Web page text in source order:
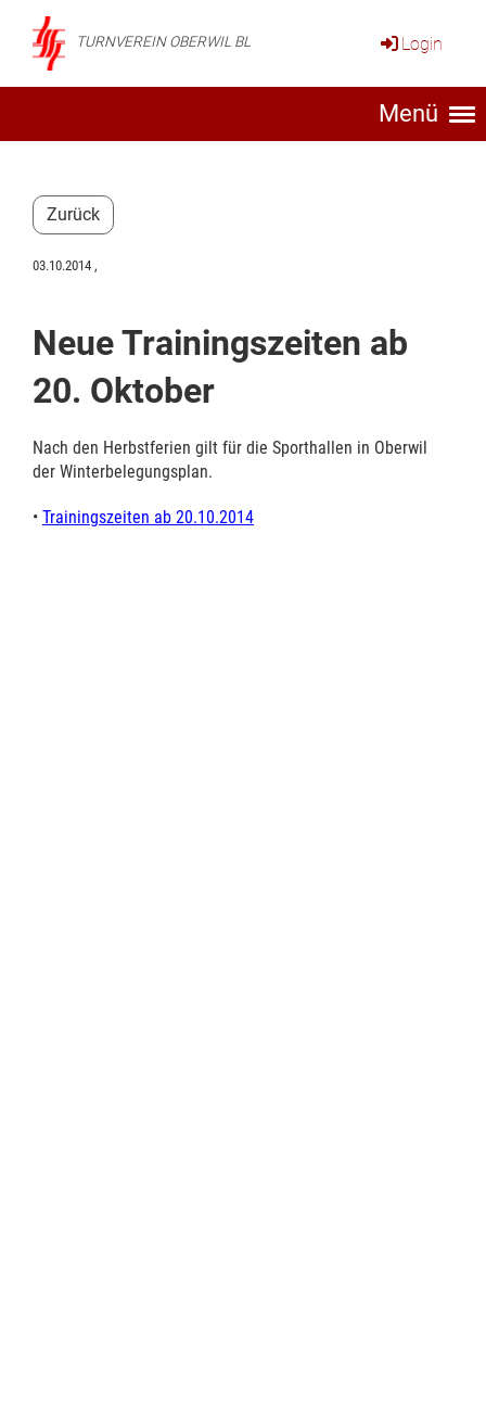
TURNVEREIN OBERWIL BL Login
Menü
Zurück
03.10.2014 ,
Neue Trainingszeiten ab
20. Oktober
Nach den Herbstferien gilt für die Sporthallen in Oberwil
der Winterbelegungsplan.
• Trainingszeiten ab 20.10.2014